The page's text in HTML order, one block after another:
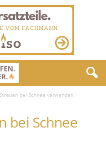
bei Schnee verwenden
bei Schnee